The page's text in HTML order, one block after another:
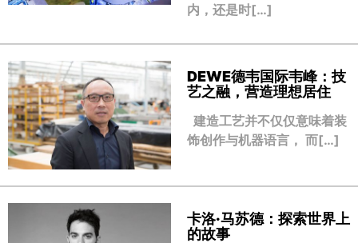
内，还是时[…]
DEWE德韦国际韦峰：技
艺之融，营造理想居住
建造工艺并不仅仅意味着装
饰创作与机器语言， 而[…]
卡洛·马苏德：探索世界上
的故事